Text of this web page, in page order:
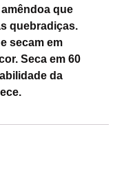
que
quebradiças.
secam em
Seca em 60
da